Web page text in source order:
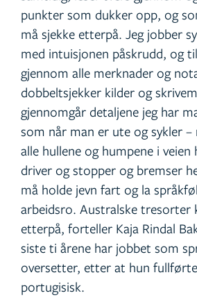
punkter som dukker opp, og
må sjekke etterpå. Jeg jobber
med intuisjonen påskrudd, og
gjennom alle merknader og
dobbeltsjekker kilder og
gjennomgår detaljene jeg har
som når man er ute og sykler
alle hullene og humpene i veien
driver og stopper og bremser
må holde jevn fart og la
arbeidsro. Australske tresorter
etterpå, forteller Kaja Rindal
siste ti årene har jobbet som
oversetter, etter at hun
portugisisk.